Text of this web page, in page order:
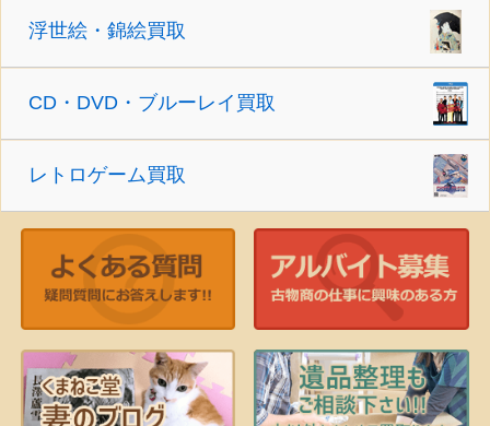
浮世絵・錦絵買取
CD・DVD・ブルーレイ買取
レトロゲーム買取